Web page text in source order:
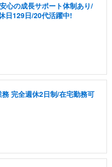
心の成長サポート体制あり/
日129日/20代活躍中!
完全週休2日制/在宅勤務可